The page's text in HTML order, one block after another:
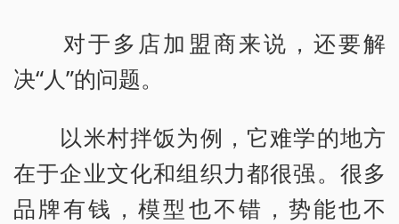
对于多店加盟商来说，还要解
决“人”的问题。
以米村拌饭为例，它难学的地方
在于企业文化和组织力都很强。很多
品牌有钱，模型也不错，势能也不